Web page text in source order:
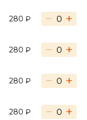
280 ₽ − +
280 ₽ − +
280 ₽ − +
280 ₽ − +